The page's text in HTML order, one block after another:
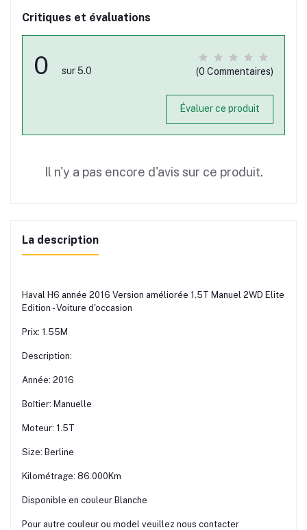
Critiques et évaluations
0 sur 5.0 (0 Commentaires)
Évaluer ce produit
Il n'y a pas encore d'avis sur ce produit.
La description
Haval H6 année 2016 Version améliorée 1.5T Manuel 2WD Elite
Edition - Voiture d'occasion
Prix: 1.55M
Description:
Année: 2016
Boîtier: Manuelle
Moteur: 1.5T
Size: Berline
Kilométrage: 86.000Km
Disponible en couleur Blanche
Pour autre couleur ou model veuillez nous contacter